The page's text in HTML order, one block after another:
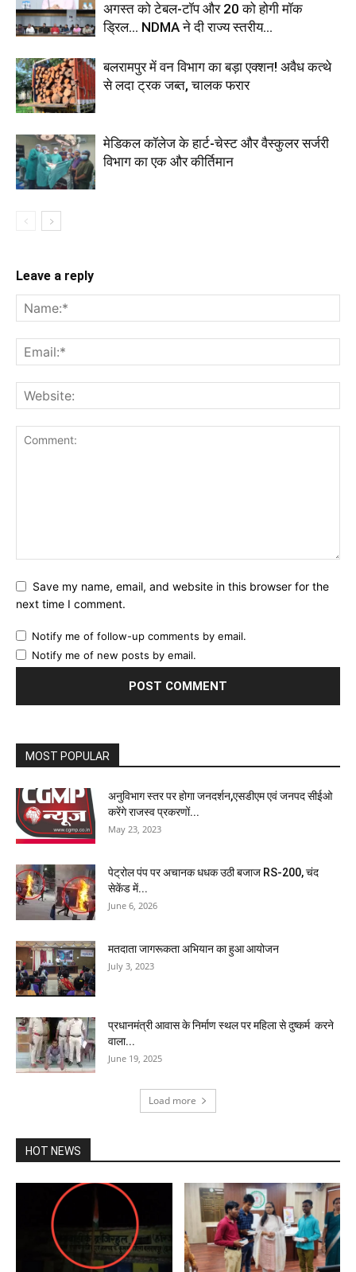
अगस्त को टेबल-टॉप और 20 को होगी मॉक
ड्रिल... NDMA ने दी राज्य स्तरीय...
बलरामपुर में वन विभाग का बड़ा एक्शन! अवैध कत्थे
से लदा ट्रक जब्त, चालक फरार
मेडिकल कॉलेज के हार्ट-चेस्ट और वैस्कुलर सर्जरी
विभाग का एक और कीर्तिमान
Leave a reply
Save my name, email, and website in this browser for the
next time I comment.
Notify me of follow-up comments by email.
Notify me of new posts by email.
MOST POPULAR
अनुविभाग स्तर पर होगा जनदर्शन,एसडीएम एवं जनपद सीईओ
करेंगे राजस्व प्रकरणों...
May 23, 2023
पेट्रोल पंप पर अचानक धधक उठी बजाज RS-200, चंद
सेकेंड में...
June 6, 2026
मतदाता जागरूकता अभियान का हुआ आयोजन
July 3, 2023
प्रधानमंत्री आवास के निर्माण स्थल पर महिला से दुष्कर्म करने
वाला...
June 19, 2025
Load more
HOT NEWS